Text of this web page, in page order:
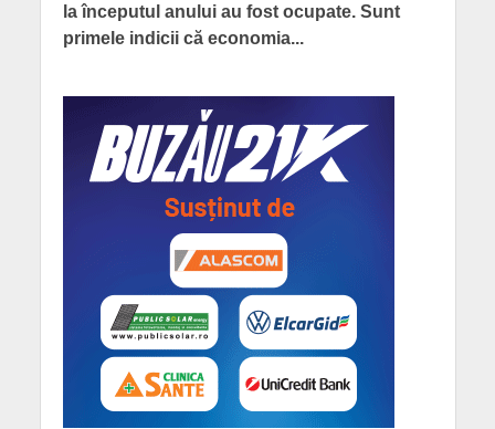
la începutul anului au fost ocupate. Sunt
primele indicii că economia...